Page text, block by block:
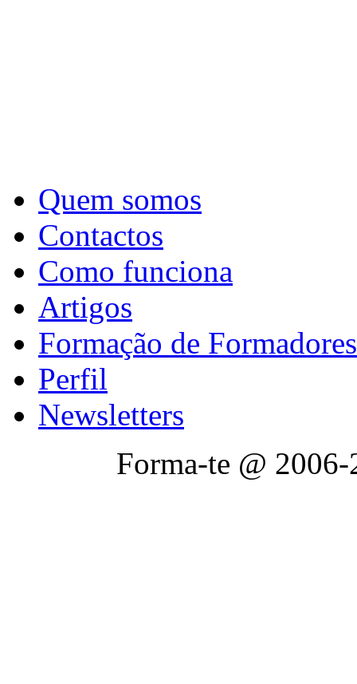
Quem somos
Contactos
Como funciona
Artigos
Formação de Formadores
Perfil
Newsletters
Forma-te @